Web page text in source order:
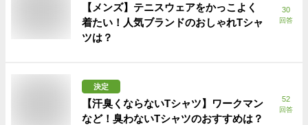
【メンズ】テニスウェアをかっこよく
着たい！人気ブランドのおしゃれTシャ
ツは？
30
回答
決定
【汗臭くならないTシャツ】ワークマン
など！臭わないTシャツのおすすめは？
52
回答